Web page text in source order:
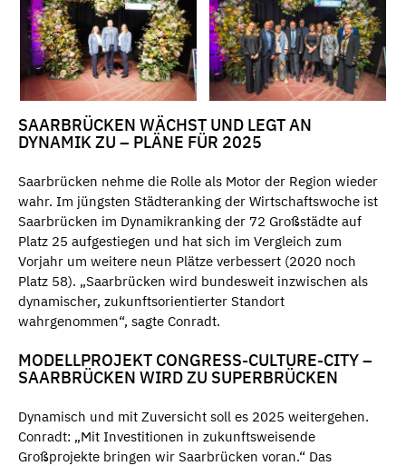
SAARBRÜCKEN WÄCHST UND LEGT AN
DYNAMIK ZU – PLÄNE FÜR 2025
Saarbrücken nehme die Rolle als Motor der Region wieder
wahr. Im jüngsten Städteranking der Wirtschaftswoche ist
Saarbrücken im Dynamikranking der 72 Großstädte auf
Platz 25 aufgestiegen und hat sich im Vergleich zum
Vorjahr um weitere neun Plätze verbessert (2020 noch
Platz 58). „Saarbrücken wird bundesweit inzwischen als
dynamischer, zukunftsorientierter Standort
wahrgenommen“, sagte Conradt.
MODELLPROJEKT CONGRESS-CULTURE-CITY –
SAARBRÜCKEN WIRD ZU SUPERBRÜCKEN
Dynamisch und mit Zuversicht soll es 2025 weitergehen.
Conradt: „Mit Investitionen in zukunftsweisende
Großprojekte bringen wir Saarbrücken voran.“ Das